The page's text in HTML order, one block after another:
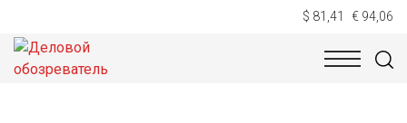
$ 81,41 € 94,06
НОВОСТИ